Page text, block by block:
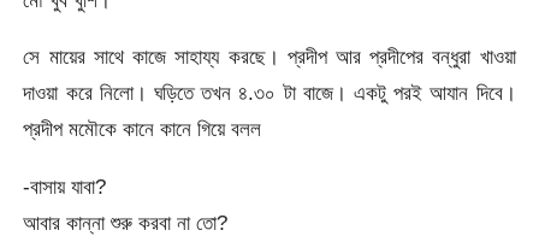
সে মায়ের সাথে কাজে সাহায্য করছে। প্রদীপ আর প্রদীপের বন্ধুরা খাওয়া
দাওয়া করে নিলো। ঘড়িতে তখন ৪.৩০ টা বাজে। একটু পরই আযান দিবে।
প্রদীপ মমৌকে কানে কানে গিয়ে বলল
-বাসায় যাবা?
আবার কান্না শুরু করবা না তো?